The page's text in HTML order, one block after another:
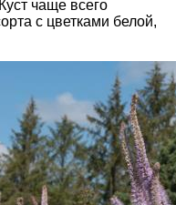
чаще всего
с цветками белой,